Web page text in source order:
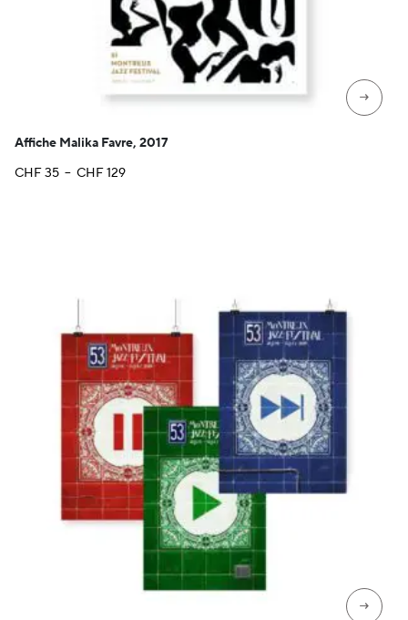
→
Affiche Malika Favre, 2017
CHF35 – CHF129Plage
→